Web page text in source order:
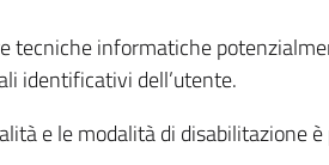
tecniche informatiche
identificativi dell’utente.
e le modalità di disabilitazione